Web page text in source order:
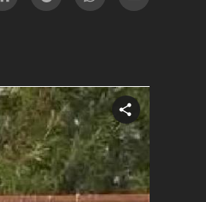
Share
video